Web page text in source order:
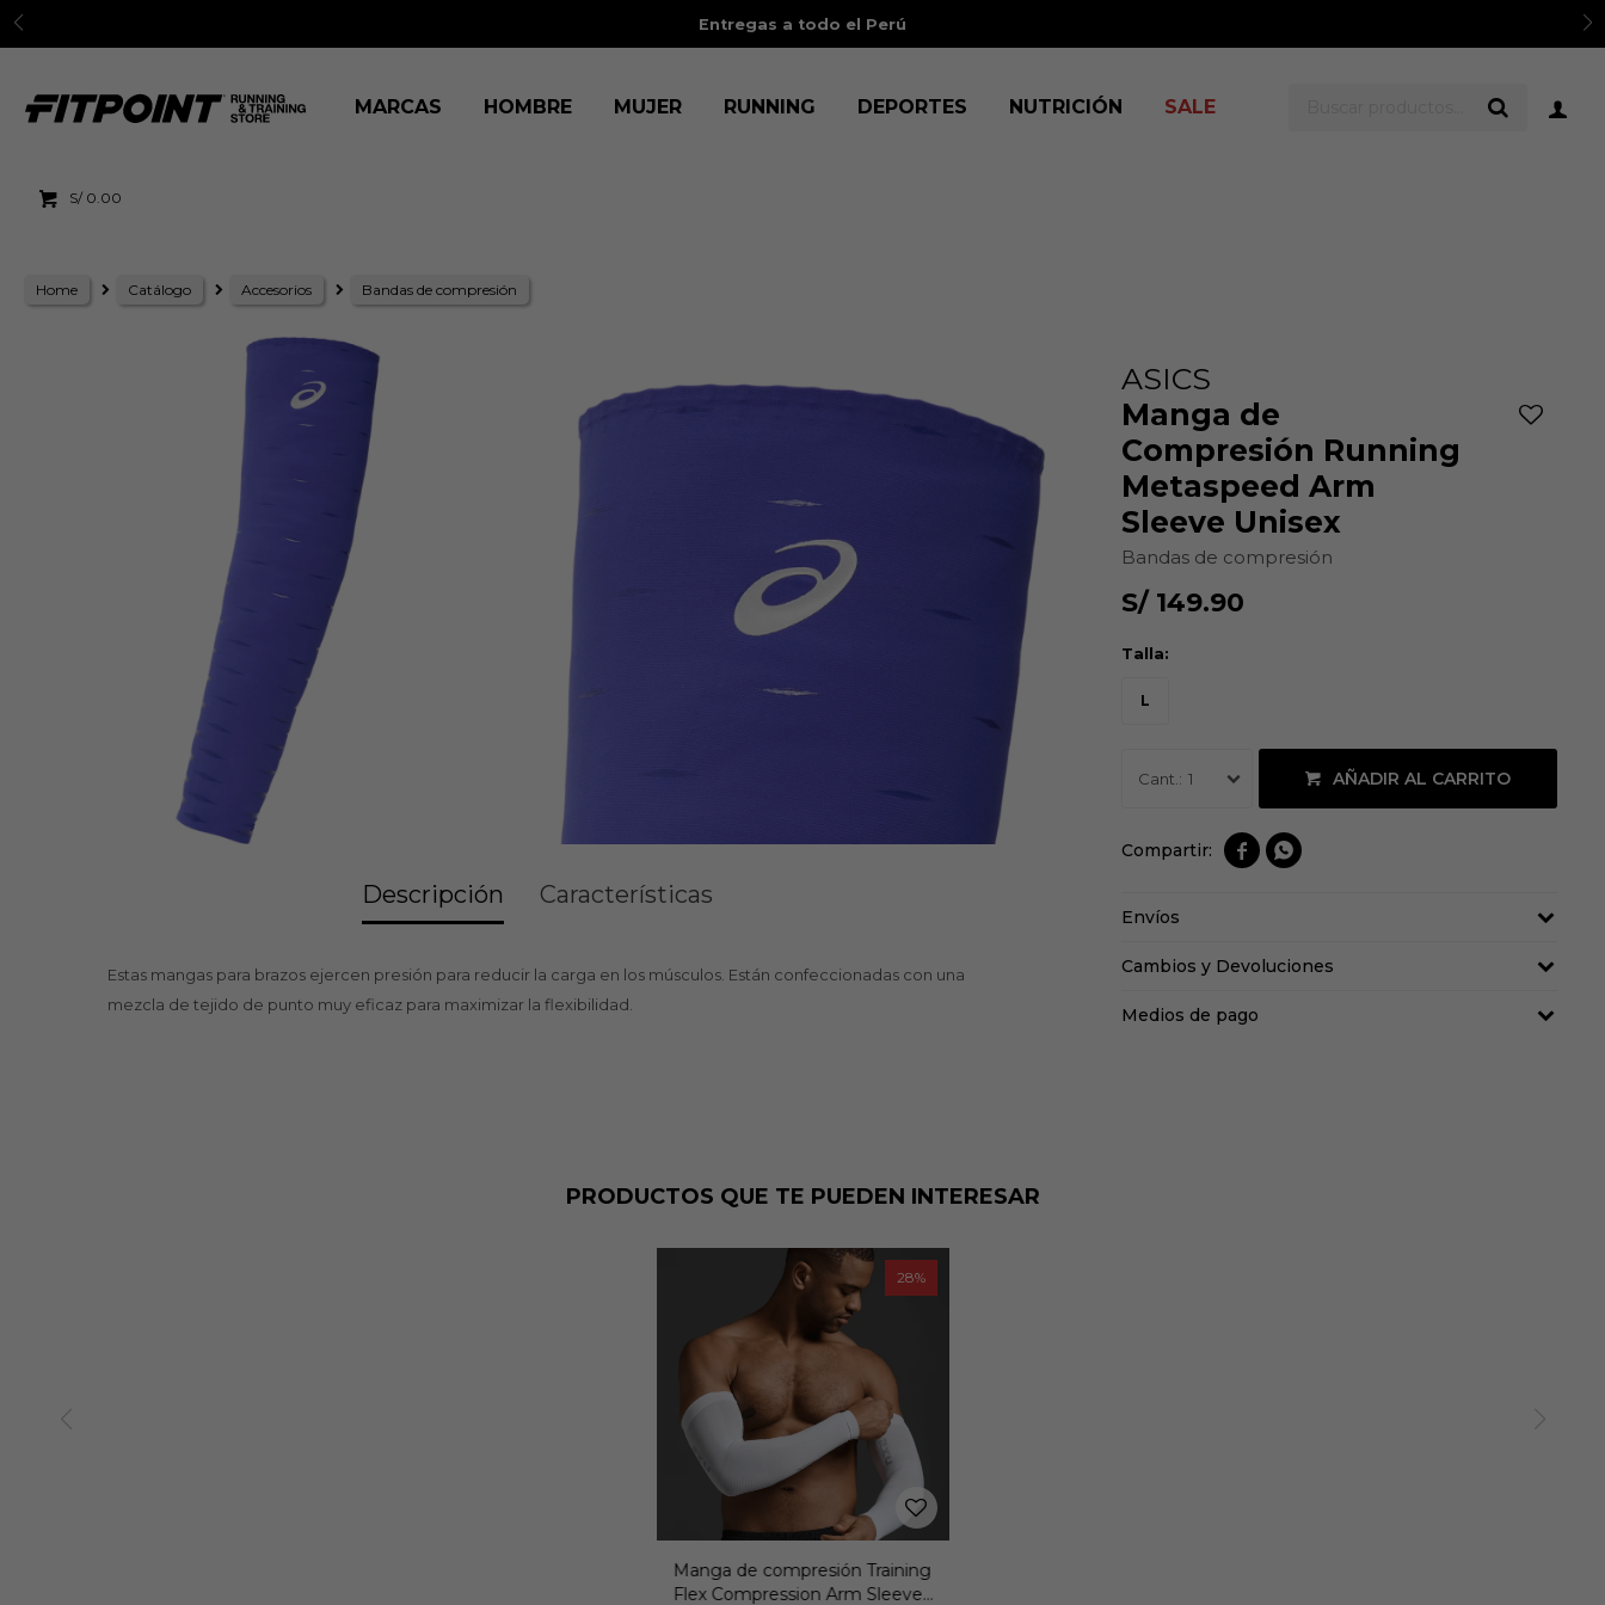
3 cuotas sin interesescon BCP, BBVA, IBK, Scotia, Diners y Cencosud.
MARCAS HOMBRE MUJER RUNNING DEPORTES NUTRICIÓN SALE
S/ 0.00
Home Catálogo Accesorios Bandas de compresión
Descripción Características
Estas mangas para brazos ejercen presión para reducir la carga en los músculos. Están confeccionadas con una
mezcla de tejido de punto muy eficaz para maximizar la flexibilidad.
ASICS
Manga de
Compresión Running
Metaspeed Arm
Sleeve Unisex
Bandas de compresión
S/ 149.90
Talla:
L
1 AÑADIR AL CARRITO
 
Envíos
Cambios y Devoluciones
Medios de pago
PRODUCTOS QUE TE PUEDEN INTERESAR
28
Manga de compresión Training
Flex Compression Arm Sleeves